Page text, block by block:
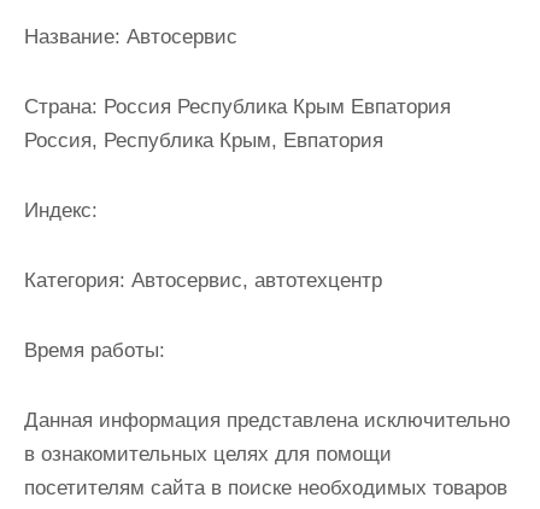
Название: Автосервис
Страна: Россия Республика Крым Евпатория
Россия, Республика Крым, Евпатория
Индекс:
Категория: Автосервис, автотехцентр
Время работы:
Данная информация представлена исключительно
в ознакомительных целях для помощи
посетителям сайта в поиске необходимых товаров